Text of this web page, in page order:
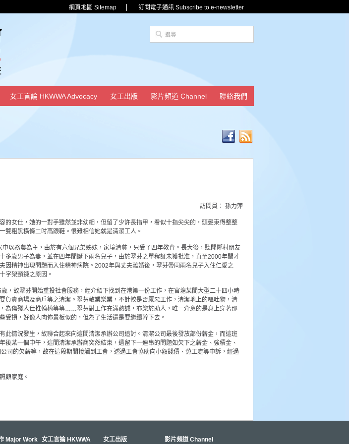
網頁地圖 Sitemap 訂閱電子通訊 Subscribe to e-newsletter
女工言論 HKWWA Advocacy 女工出版 影片頻道 Channel 聯絡我們
訪問員︰ 孫力萍
的女仕，她的一對手雖然並非幼細，但留了少許長指甲，看似十指尖尖的，頭髮束得整整
雙粗黑橫條二吋高跟鞋。很難相信她就是清潔工人。
以務農為主，由於有六個兄弟姊妹，家境清貧，只受了四年教育。長大後，聽聞鄰村朋友
多歲男子為妻，並在四年間誕下兩名兒子，由於翠芬之單程証未獲批准，直至2000年間才
因精神出現問題而入住精神病院。2002年與丈夫離婚後，翠芬帶同兩名兒子入住仁愛之
字架頸鍊之原因。
，故翠芬開始重投社會服務，經介紹下找到在港第一份工作，在官塘某間大型二十四小時
負責商場及商戶等之清潔。翠芬敬業樂業，不計較是否厭惡工作，清潔地上的嘔吐物，清
為傷殘人仕推輪椅等等……翠芬對工作充滿熱誠，亦樂於助人，唯一介意的是身上穿著那
受損，好像人肉佈景板似的，但為了生活還是要繼續幹下去。
此情況發生，故聯合起來向這間清潔承辦公司追討。清潔公司最後發放部份薪金，而這班
後某一個中午，這間清潔承辦商突然結束，遺留下一連串的問題如欠下之薪金、強積金、
的欠薪等，故在這段期間接觸到工會，透過工會協助向小額錢債、勞工處等申訴，經過
顧家庭。
Major Work 女工言論 HKWWA
女工出版 影片頻道 Channel